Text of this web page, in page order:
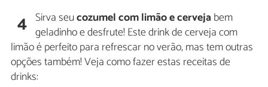
4 Sirva seucozumel com limão e cervejabem
geladinho e desfrute! Este drink de cerveja com
limão é perfeito para refrescar no verão, mas tem outras
opções também! Veja como fazer estas receitas de
drinks: